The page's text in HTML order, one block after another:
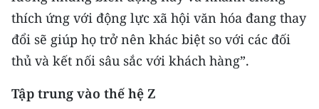
thích ứng với động lực xã hội văn hóa đang thay
đổi sẽ giúp họ trở nên khác biệt so với các đối
thủ và kết nối sâu sắc với khách hàng”.
Tập trung vào thế hệ Z